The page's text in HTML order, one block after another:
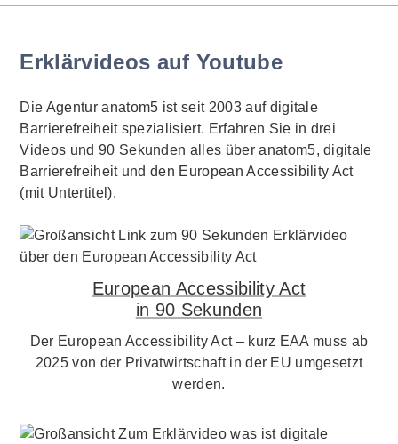
Erklärvideos auf Youtube
Die Agentur anatom5 ist seit 2003 auf digitale
Barrierefreiheit spezialisiert. Erfahren Sie in drei
Videos und 90 Sekunden alles über anatom5, digitale
Barrierefreiheit und den European Accessibility Act
(mit Untertitel).
European Accessibility Act
in 90 Sekunden
Der European Accessibility Act – kurz EAA muss ab
2025 von der Privatwirtschaft in der EU umgesetzt
werden.